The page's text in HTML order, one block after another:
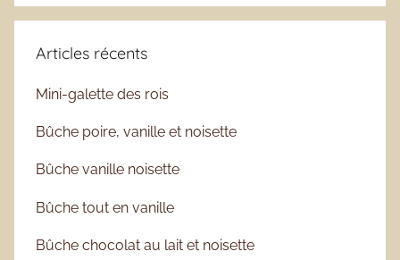
Articles récents
Mini-galette des rois
Bûche poire, vanille et noisette
Bûche vanille noisette
Bûche tout en vanille
Bûche chocolat au lait et noisette